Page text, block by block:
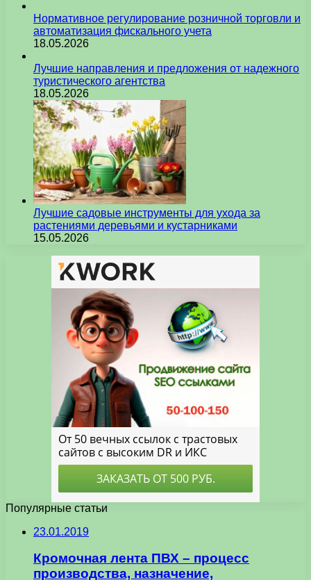
Нормативное регулирование розничной торговли и
автоматизация фискального учета
18.05.2026
Лучшие направления и предложения от надежного
туристического агентства
18.05.2026
Лучшие садовые инструменты для ухода за
растениями деревьями и кустарниками
15.05.2026
Популярные статьи
23.01.2019
Кромочная лента ПВХ – процесс
производства, назначение,